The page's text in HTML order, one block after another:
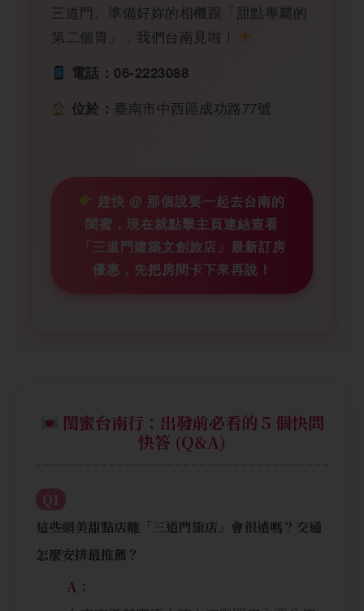
三道門。準備好妳的相機跟「甜點專屬的
第二個胃」，我們台南見啦！
電話：06-2223088
位於： 臺南市中西區成功路77號
趕快 @ 那個說要一起去台南的
閨蜜，現在就點擊主頁連結查看
「三道門建築文創旅店」最新訂房
優惠，先把房間卡下來再說！
閨蜜台南行：出發前必看的 5 個快問
快答 (Q&A)
Q1
這些網美甜點店離「三道門旅店」會很遠嗎？交通
怎麼安排最推薦？
A：